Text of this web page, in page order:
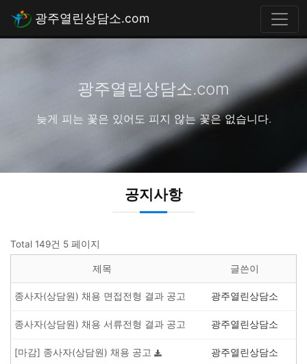
광주열린상담소.com
늦게 피는 꽃은 있어도 피지 않는 꽃은 없습니다.
광주열린상담소.com
공지사항
Total 149건 5 페이지
제목 글쓴이
종사자(상담원) 채용 면접전형 결과 공고 광주열린상담소
종사자(상담원) 채용 서류전형 결과 공고 광주열린상담소
[마감] 종사자(상담원) 채용 공고 광주열린상담소